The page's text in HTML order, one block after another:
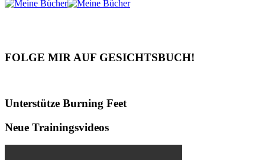
FOLGE MIR AUF GESICHTSBUCH!
Unterstütze Burning Feet
Neue Trainingsvideos